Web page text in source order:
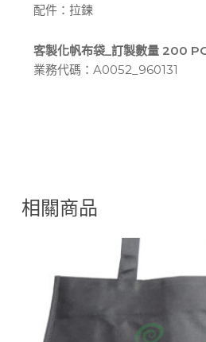
配件：拉鍊
客製化帆布袋_訂製數量 200
業務代碼：A0052_960131
相關商品